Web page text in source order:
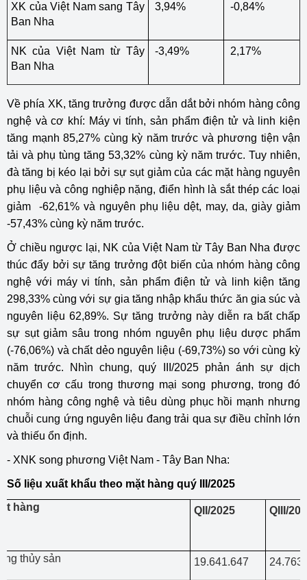
XK của Việt Nam sang Tây
Ban Nha
3,94% -0,84%
NK của Việt Nam từ Tây
Ban Nha
-3,49% 2,17%
Về phía XK, tăng trưởng được dẫn dắt bởi nhóm hàng công
nghệ và cơ khí: Máy vi tính, sản phẩm điện tử và linh kiện
tăng mạnh 85,27% cùng kỳ năm trước và phương tiện vận
tải và phụ tùng tăng 53,32% cùng kỳ năm trước. Tuy nhiên,
đà tăng bị kéo lại bởi sự sụt giảm của các mặt hàng nguyên
phụ liệu và công nghiệp nặng, điển hình là sắt thép các loại
giảm -62,61% và nguyên phụ liệu dệt, may, da, giày giảm
-57,43% cùng kỳ năm trước.
Ở chiều ngược lại, NK của Việt Nam từ Tây Ban Nha được
thúc đẩy bởi sự tăng trưởng đột biến của nhóm hàng công
nghệ với máy vi tính, sản phẩm điện tử và linh kiện tăng
298,33% cùng với sự gia tăng nhập khẩu thức ăn gia súc và
nguyên liệu 62,89%. Sự tăng trưởng này diễn ra bất chấp
sự sụt giảm sâu trong nhóm nguyên phụ liệu dược phẩm
(-76,06%) và chất dẻo nguyên liệu (-69,73%) so với cùng kỳ
năm trước. Nhìn chung, quý III/2025 phản ánh sự dịch
chuyển cơ cấu trong thương mại song phương, trong đó
nhóm hàng công nghệ và tiêu dùng phục hồi mạnh nhưng
chuỗi cung ứng nguyên liệu đang trải qua sự điều chỉnh lớn
và thiếu ổn định.
- XNK song phương Việt Nam - Tây Ban Nha:
Số liệu xuất khẩu theo mặt hàng quý III/2025
hàng
QII/2025 QIII/
ng thủy sản 19.641.647